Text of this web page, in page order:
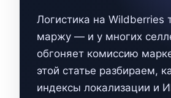
Логистика на Wildberries
маржу — и у многих
обгоняет комиссию
этой статье разбираем,
индексы локализации и